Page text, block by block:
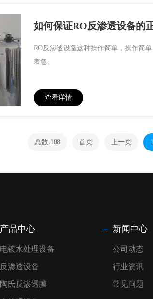
如何保证RO反渗透设备的
RO反渗透设备这种操作简单，操作简
着急。
查看详情
总数:108 首页 上一页 1
产品中心
电镀水处理设备
反渗透设备
陶氏反渗透膜
新闻中心
公司动态
行业资讯
常见问题